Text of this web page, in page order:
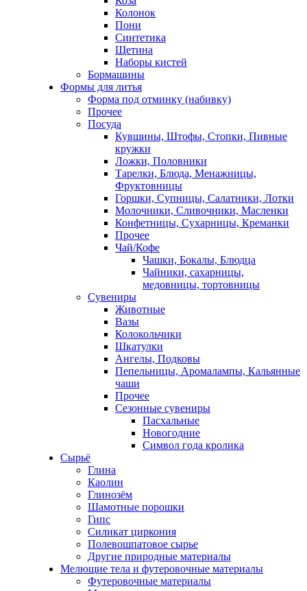
Колонок
Пони
Синтетика
Щетина
Наборы кистей
Бормашины
Формы для литья
Форма под отминку (набивку)
Прочее
Посуда
Кувшины, Штофы, Стопки, Пивные
кружки
Ложки, Половники
Тарелки, Блюда, Менажницы,
Фруктовницы
Горшки, Супницы, Салатники, Лотки
Молочники, Сливочники, Масленки
Конфетницы, Сухарницы, Креманки
Прочее
Чай/Кофе
Чашки, Бокалы, Блюдца
Чайники, сахарницы,
медовницы, тортовницы
Сувениры
Животные
Вазы
Колокольчики
Шкатулки
Ангелы, Подковы
Пепельницы, Аромалампы, Кальянные
чаши
Прочее
Сезонные сувениры
Пасхальные
Новогодние
Символ года кролика
Сырьё
Глина
Каолин
Глинозём
Шамотные порошки
Гипс
Силикат циркония
Полевошпатовое сырье
Другие природные материалы
Мелющие тела и футеровочные материалы
Футеровочные материалы